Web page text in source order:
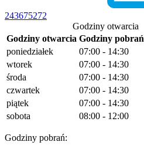
243675272
Godziny otwarcia
Godziny otwarcia Godziny pobrań
poniedziałek
07:00 - 14:30
wtorek
07:00 - 14:30
środa
07:00 - 14:30
czwartek
07:00 - 14:30
piątek
07:00 - 14:30
sobota
08:00 - 12:00
Godziny pobrań: